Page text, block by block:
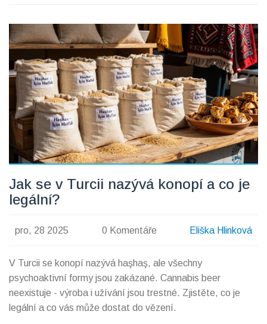
Jak se v Turcii nazývá konopí a co je
legální?
pro, 28 2025 0 Komentáře Eliška Hlinková
V Turcii se konopí nazývá haşhaş, ale všechny
psychoaktivní formy jsou zakázané. Cannabis beer
neexistuje - výroba i užívání jsou trestné. Zjistěte, co je
legální a co vás může dostat do vězení.